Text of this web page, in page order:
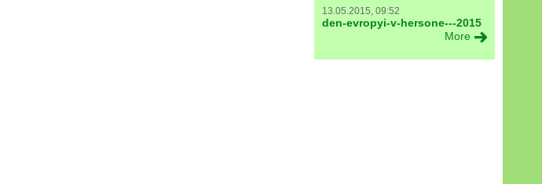
13.05.2015, 09:52
den-evropyi-v-hersone---2015
More